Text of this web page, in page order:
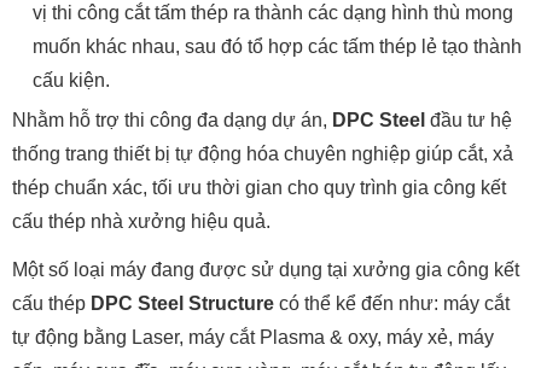
vị thi công cắt tấm thép ra thành các dạng hình thù mong
muốn khác nhau, sau đó tổ hợp các tấm thép lẻ tạo thành
cấu kiện.
Nhằm hỗ trợ thi công đa dạng dự án, DPC Steel đầu tư hệ
thống trang thiết bị tự động hóa chuyên nghiệp giúp cắt, xả
thép chuẩn xác, tối ưu thời gian cho quy trình gia công kết
cấu thép nhà xưởng hiệu quả.
Một số loại máy đang được sử dụng tại xưởng gia công kết
cấu thép DPC Steel Structure có thể kể đến như: máy cắt
tự động bằng Laser, máy cắt Plasma & oxy, máy xẻ, máy